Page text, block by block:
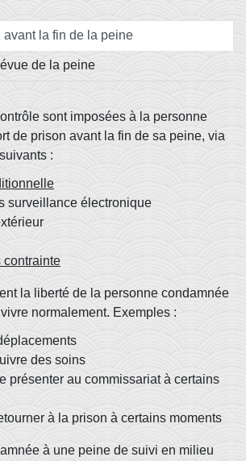
avant la fin de la peine
de la peine
sont imposées à la personne
de prison avant la fin de sa peine, via
:
surveillance électronique
contrainte
la liberté de la personne condamnée
normalement. Exemples :
des soins
présenter au commissariat à certains
à la prison à certains moments
à une peine de suivi en milieu